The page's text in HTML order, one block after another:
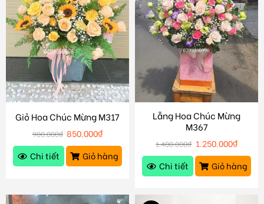
Giỏ Hoa Chúc Mừng M317
900.000₫ 850.000₫
Chi tiết
Giỏ hàng
Lẵng Hoa Chúc Mừng
M367
1.400.000₫ 1.250.000₫
Chi tiết
Giỏ hàng